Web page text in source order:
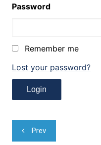
Password
Remember me
Lost your password?
Navegação
de
Prev